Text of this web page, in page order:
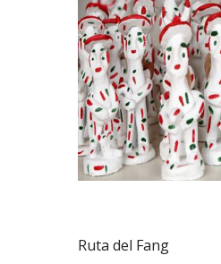
Ruta del Fang